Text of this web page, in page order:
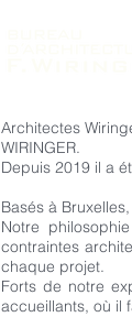
Architectes
WIRINGER.
Depuis 2019 il a
Basés à
Notre
contraintes
chaque projet.
Forts de notre
accueillants, où il